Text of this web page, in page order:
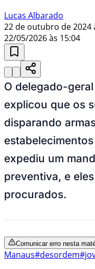
Lucas Albarado
22 de outubro de 2024
22/05/2026 às 15:04
O delegado-
explicou que os
disparando
expediu um
preventiva, e
procurados.
Comunicar erro nesta
Manaus#desordem